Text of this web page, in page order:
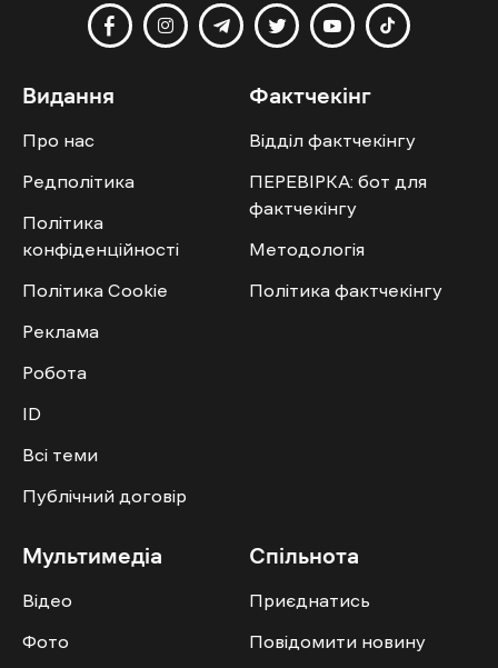
Видання
Про нас
Редполітика
Політика
конфіденційності
Політика Cookie
Реклама
Робота
ID
Всі теми
Публічний договір
Фактчекінг
Відділ фактчекінгу
ПЕРЕВІРКА: бот для
фактчекінгу
Методологія
Політика фактчекінгу
Мультимедіа
Відео
Фото
Спільнота
Приєднатись
Повідомити новину